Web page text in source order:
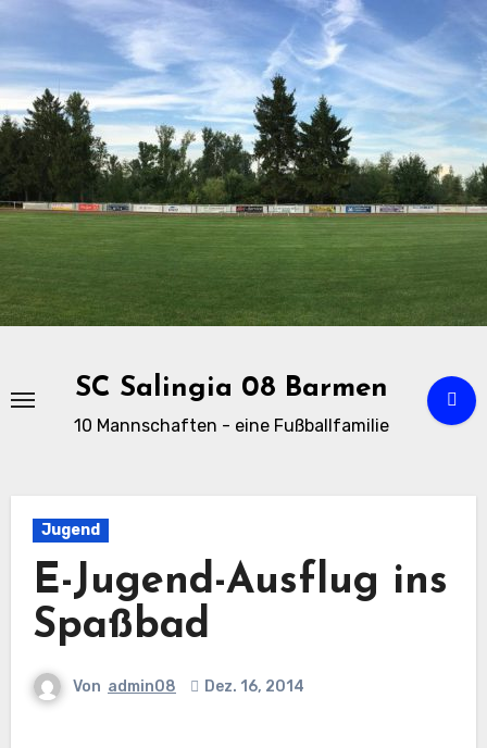
Zu
Inhalten
springen
SC Salingia 08 Barmen
10 Mannschaften - eine Fußballfamilie
Jugend
E-Jugend-Ausflug ins
Spaßbad
Von admin08 Dez. 16, 2014